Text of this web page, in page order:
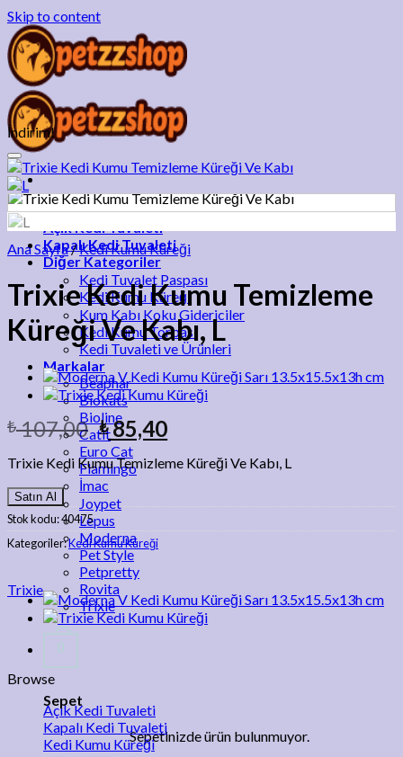
Skip to content
Anasayfa
Açık Kedi Tuvaleti
Kapalı Kedi Tuvaleti
Diğer Kategoriler
Kedi Tuvalet Paspası
Kedi Kumu Küreği
Kum Kabı Koku Gidericiler
Kedi Kumu Torbası
Kedi Tuvaleti ve Ürünleri
Markalar
Beaphar
Biokats
Bioline
Catit
Euro Cat
Flamingo
İmac
Joypet
Lepus
Moderna
Pet Style
Petpretty
Rovita
Trixie
Sepet
Sepetinizde ürün bulunmuyor.
İndirim!
Ana Sayfa/Kedi Kumu Küreği
Trixie Kedi Kumu Temizleme
Küreği Ve Kabı, L
₺107,00 ₺85,40
Trixie Kedi Kumu Temizleme Küreği Ve Kabı, L
Satın Al
Stok kodu:40475
Kategoriler:Kedi Kumu Küreği
Trixie
Browse
Açık Kedi Tuvaleti
Kapalı Kedi Tuvaleti
Kedi Kumu Küreği